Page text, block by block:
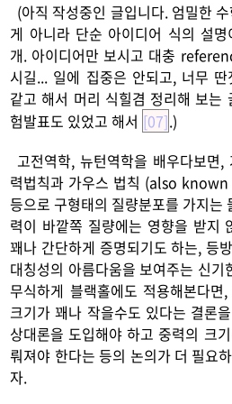
(아직 작성중인 글입니다. 엄밀한
게 아니라 단순 아이디어 식의 설
개. 아이디어만 보시고 대충
시길... 일에 집중은 안되고, 너무
같고 해서 머리 식힐겸 정리해 보는
험발표도 있었고 해서 [07].)
고전역학, 뉴턴역학을 배우다보면
력법칙과 가우스 법칙 (also
등으로 구형태의 질량분포를 가지는
력이 바깥쪽 질량에는 영향을 받지
꽤나 간단하게 증명되기도 하는,
대칭성의 아름다움을 보여주는 신
무식하게 블랙홀에도 적용해본다면
크기가 꽤나 작을수도 있다는 결론
상대론을 도입해야 하고 중력의 크
뤄져야 한다는 등의 논의가 더 필요
자.